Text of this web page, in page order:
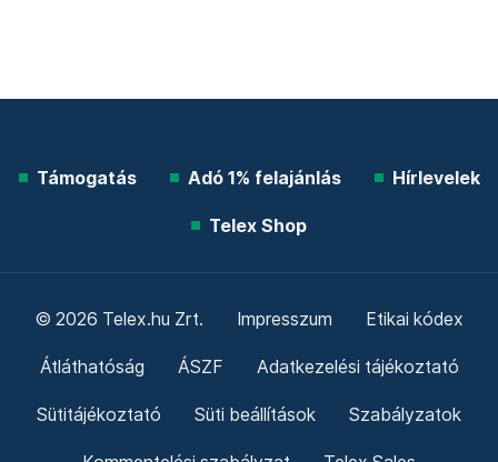
Támogatás Adó 1% felajánlás Hírlevelek
Telex Shop
© 2026 Telex.hu Zrt. Impresszum Etikai kódex
Átláthatóság ÁSZF Adatkezelési tájékoztató
Sütitájékoztató Süti beállítások Szabályzatok